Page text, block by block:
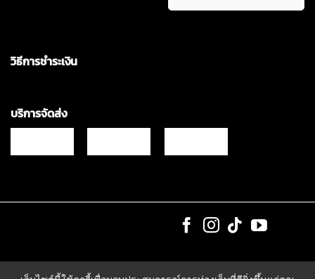
วิธีการชำระเงิน
บริการจัดส่ง